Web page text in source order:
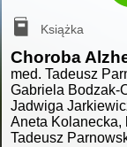
Książka
Choroba
med. Tadeusz
Gabriela Bodzak-
Jadwiga
Aneta Kolanecka,
Tadeusz